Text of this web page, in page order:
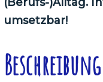
umsetzbar!
Beschreibung